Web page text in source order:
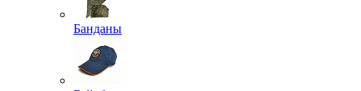
Банданы